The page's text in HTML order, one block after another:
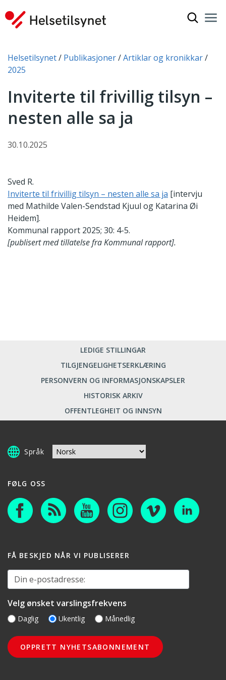
Du er her:
Helsetilsynet Publikasjoner
Artiklar og kronikkar
2025
Inviterte til frivillig tilsyn –
nesten alle sa ja
30.10.2025
Sved R.
Inviterte til frivillig tilsyn – nesten alle sa ja [intervju
med Mathilde Valen-Sendstad Kjuul og Katarina Øi
Heidem].
Kommunal rapport 2025; 30: 4-5.
[publisert med tillatelse fra Kommunal rapport].
LEDIGE STILLINGAR
TILGJENGELIGHETSERKLÆRING
PERSONVERN OG INFORMASJONSKAPSLER
HISTORISK ARKIV
OFFENTLEGHEIT OG INNSYN
Språk
FØLG OSS
FÅ BESKJED NÅR VI PUBLISERER
Din e-postadresse:
Velg ønsket varslingsfrekvens
Daglig Ukentlig Månedlig